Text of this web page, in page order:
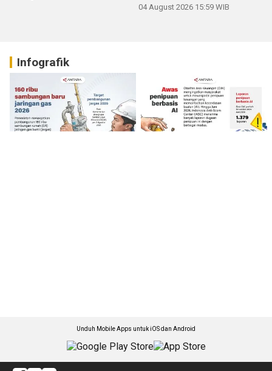
04 August 2026 15:59 WIB
Infografik
Unduh Mobile Apps untuk iOS dan Android